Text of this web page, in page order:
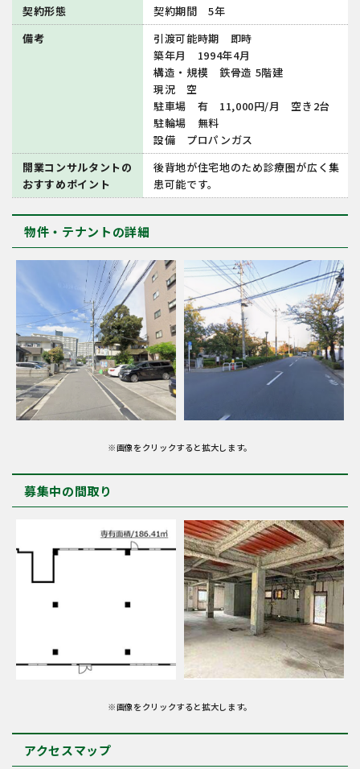
契約形態
契約期間 5年
備考
引渡可能時期 即時
築年月 1994年4月
構造・規模 鉄骨造 5階建
現況 空
駐車場 有 11,000円/月 空き2台
駐輪場 無料
設備 プロパンガス
開業コンサルタントの
おすすめポイント
後背地が住宅地のため診療圏が広く集
患可能です。
物件・テナントの詳細
※画像をクリックすると拡大します。
募集中の間取り
※画像をクリックすると拡大します。
アクセスマップ